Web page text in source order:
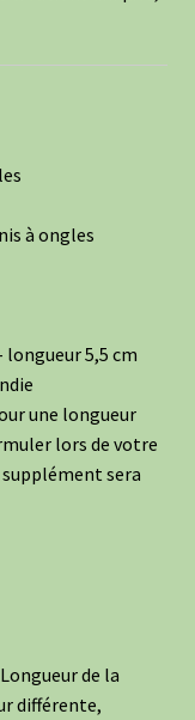
à ongles
longueur 5,5 cm
une longueur
lors de votre
supplément sera
de la
différente,